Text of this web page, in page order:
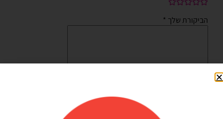
הביקורת שלך *